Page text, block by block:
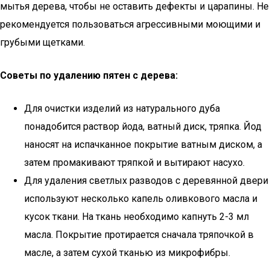
мытья дерева, чтобы не оставить дефекты и царапины. Не
рекомендуется пользоваться агрессивными моющими и
грубыми щетками.
Советы по удалению пятен с дерева:
Для очистки изделий из натурального дуба
понадобится раствор йода, ватный диск, тряпка. Йод
наносят на испачканное покрытие ватным диском, а
затем промакивают тряпкой и вытирают насухо.
Для удаления светлых разводов с деревянной двери
используют несколько капель оливкового масла и
кусок ткани. На ткань необходимо капнуть 2-3 мл
масла. Покрытие протирается сначала тряпочкой в
масле, а затем сухой тканью из микрофибры.